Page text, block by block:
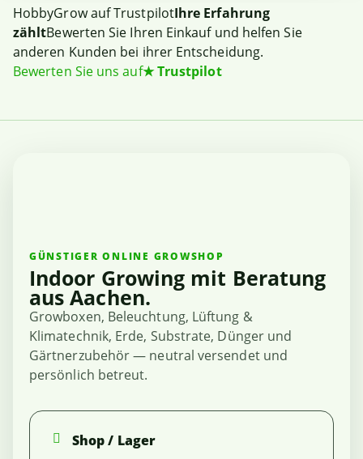
HobbyGrow auf TrustpilotIhre Erfahrung
zähltBewerten Sie Ihren Einkauf und helfen Sie
anderen Kunden bei ihrer Entscheidung.
Bewerten Sie uns auf★Trustpilot
GÜNSTIGER ONLINE GROWSHOP
Indoor Growing mit Beratung
aus Aachen.
Growboxen, Beleuchtung, Lüftung &
Klimatechnik, Erde, Substrate, Dünger und
Gärtnerzubehör — neutral versendet und
persönlich betreut.
Shop / Lager